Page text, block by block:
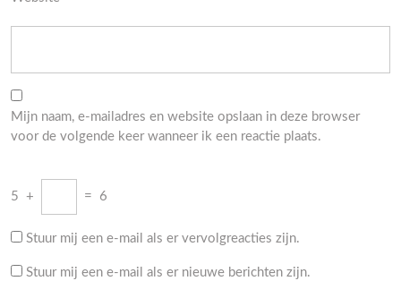
Mijn naam, e-mailadres en website opslaan in deze browser
voor de volgende keer wanneer ik een reactie plaats.
5 + = 6
Stuur mij een e-mail als er vervolgreacties zijn.
Stuur mij een e-mail als er nieuwe berichten zijn.